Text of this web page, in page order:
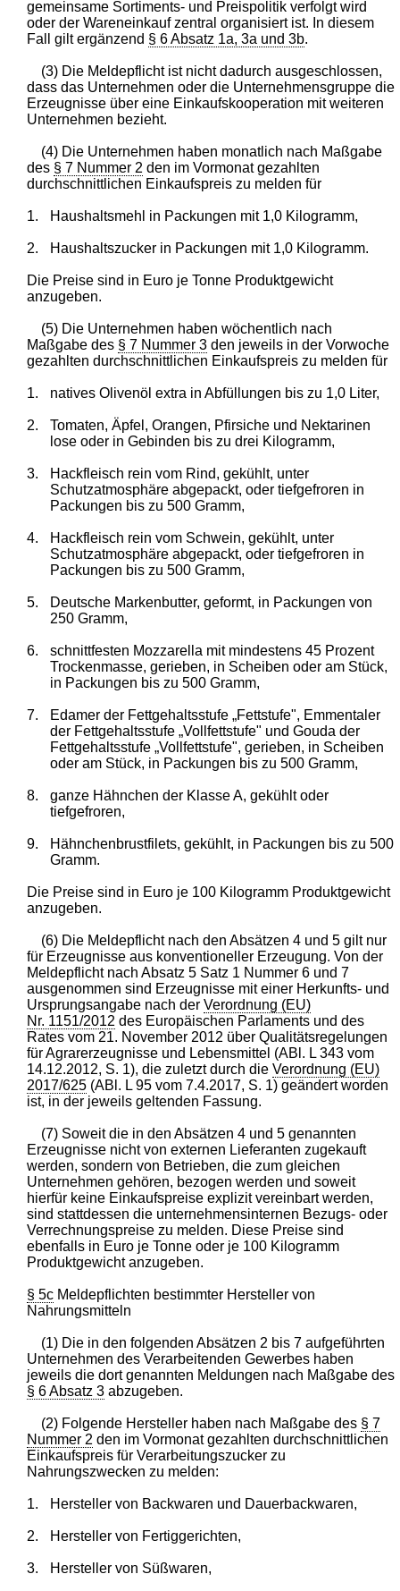
gemeinsame Sortiments- und Preispolitik verfolgt wird
oder der Wareneinkauf zentral organisiert ist. In diesem
Fall gilt ergänzend § 6 Absatz 1a, 3a und 3b.
(3) Die Meldepflicht ist nicht dadurch ausgeschlossen,
dass das Unternehmen oder die Unternehmensgruppe die
Erzeugnisse über eine Einkaufskooperation mit weiteren
Unternehmen bezieht.
(4) Die Unternehmen haben monatlich nach Maßgabe
des § 7 Nummer 2 den im Vormonat gezahlten
durchschnittlichen Einkaufspreis zu melden für
1. Haushaltsmehl in Packungen mit 1,0 Kilogramm,
2. Haushaltszucker in Packungen mit 1,0 Kilogramm.
Die Preise sind in Euro je Tonne Produktgewicht
anzugeben.
(5) Die Unternehmen haben wöchentlich nach
Maßgabe des § 7 Nummer 3 den jeweils in der Vorwoche
gezahlten durchschnittlichen Einkaufspreis zu melden für
1. natives Olivenöl extra in Abfüllungen bis zu 1,0 Liter,
2.
Tomaten, Äpfel, Orangen, Pfirsiche und Nektarinen
lose oder in Gebinden bis zu drei Kilogramm,
3.
Hackfleisch rein vom Rind, gekühlt, unter
Schutzatmosphäre abgepackt, oder tiefgefroren in
Packungen bis zu 500 Gramm,
4.
Hackfleisch rein vom Schwein, gekühlt, unter
Schutzatmosphäre abgepackt, oder tiefgefroren in
Packungen bis zu 500 Gramm,
5.
Deutsche Markenbutter, geformt, in Packungen von
250 Gramm,
6.
schnittfesten Mozzarella mit mindestens 45 Prozent
Trockenmasse, gerieben, in Scheiben oder am Stück,
in Packungen bis zu 500 Gramm,
7.
Edamer der Fettgehaltsstufe „Fettstufe", Emmentaler
der Fettgehaltsstufe „Vollfettstufe" und Gouda der
Fettgehaltsstufe „Vollfettstufe", gerieben, in Scheiben
oder am Stück, in Packungen bis zu 500 Gramm,
8.
ganze Hähnchen der Klasse A, gekühlt oder
tiefgefroren,
9.
Hähnchenbrustfilets, gekühlt, in Packungen bis zu 500
Gramm.
Die Preise sind in Euro je 100 Kilogramm Produktgewicht
anzugeben.
(6) Die Meldepflicht nach den Absätzen 4 und 5 gilt nur
für Erzeugnisse aus konventioneller Erzeugung. Von der
Meldepflicht nach Absatz 5 Satz 1 Nummer 6 und 7
ausgenommen sind Erzeugnisse mit einer Herkunfts- und
Ursprungsangabe nach derVerordnung (EU)
Nr. 1151/2012 des Europäischen Parlaments und des
Rates vom 21. November 2012 über Qualitätsregelungen
für Agrarerzeugnisse und Lebensmittel (ABl. L 343 vom
14.12.2012, S. 1), die zuletzt durch dieVerordnung (EU)
2017/625 (ABl. L 95 vom 7.4.2017, S. 1) geändert worden
ist, in der jeweils geltenden Fassung.
(7) Soweit die in den Absätzen 4 und 5 genannten
Erzeugnisse nicht von externen Lieferanten zugekauft
werden, sondern von Betrieben, die zum gleichen
Unternehmen gehören, bezogen werden und soweit
hierfür keine Einkaufspreise explizit vereinbart werden,
sind stattdessen die unternehmensinternen Bezugs- oder
Verrechnungspreise zu melden. Diese Preise sind
ebenfalls in Euro je Tonne oder je 100 Kilogramm
Produktgewicht anzugeben.
§ 5c Meldepflichten bestimmter Hersteller von
Nahrungsmitteln
(1) Die in den folgenden Absätzen 2 bis 7 aufgeführten
Unternehmen des Verarbeitenden Gewerbes haben
jeweils die dort genannten Meldungen nach Maßgabe des
§ 6 Absatz 3 abzugeben.
(2) Folgende Hersteller haben nach Maßgabe des § 7
Nummer 2 den im Vormonat gezahlten durchschnittlichen
Einkaufspreis für Verarbeitungszucker zu
Nahrungszwecken zu melden:
1. Hersteller von Backwaren und Dauerbackwaren,
2. Hersteller von Fertiggerichten,
3. Hersteller von Süßwaren,